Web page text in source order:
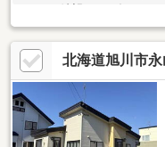
OK。ご希望日をお知らせ
システムキッチン交換、
粧台交換●内装床材上張り
え●その他設備給湯器交換
すすめポイント】・本物
れます。・雨漏り、構造
の故障や漏水についてお引
北海道旭川市